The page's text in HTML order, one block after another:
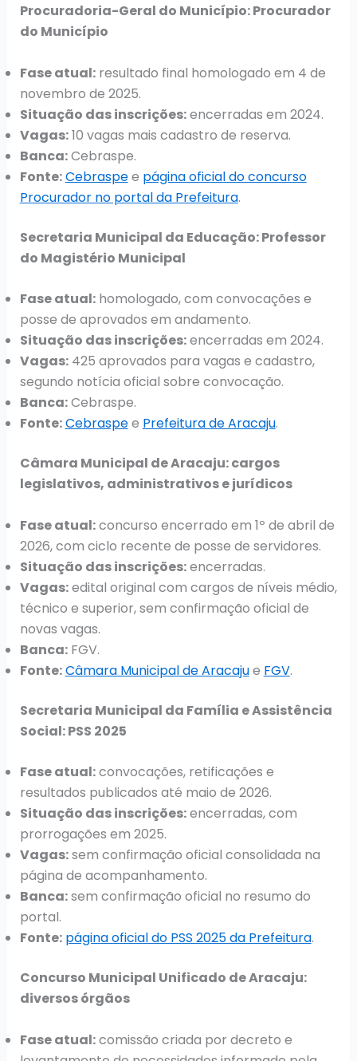
Procuradoria-Geral do Município: Procurador
do Município
Fase atual:resultado final homologado em 4 de
novembro de 2025.
Situação das inscrições:encerradas em 2024.
Vagas:10 vagas mais cadastro de reserva.
Banca:Cebraspe.
Fonte:Cebraspee página oficial do concurso
Procurador no portal da Prefeitura.
Secretaria Municipal da Educação: Professor
do Magistério Municipal
Fase atual:homologado, com convocações e
posse de aprovados em andamento.
Situação das inscrições:encerradas em 2024.
Vagas:425 aprovados para vagas e cadastro,
segundo notícia oficial sobre convocação.
Banca:Cebraspe.
Fonte:Cebraspee Prefeitura de Aracaju.
Câmara Municipal de Aracaju: cargos
legislativos, administrativos e jurídicos
Fase atual:concurso encerrado em 1º de abril de
2026, com ciclo recente de posse de servidores.
Situação das inscrições:encerradas.
Vagas:edital original com cargos de níveis médio,
técnico e superior, sem confirmação oficial de
novas vagas.
Banca:FGV.
Fonte:Câmara Municipal de Aracajue FGV.
Secretaria Municipal da Família e Assistência
Social: PSS 2025
Fase atual:convocações, retificações e
resultados publicados até maio de 2026.
Situação das inscrições:encerradas, com
prorrogações em 2025.
Vagas:sem confirmação oficial consolidada na
página de acompanhamento.
Banca:sem confirmação oficial no resumo do
portal.
Fonte: página oficial do PSS 2025 da Prefeitura.
Concurso Municipal Unificado de Aracaju:
diversos órgãos
Fase atual:comissão criada por decreto e